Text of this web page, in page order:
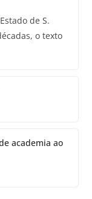
de S.
o texto
academia ao